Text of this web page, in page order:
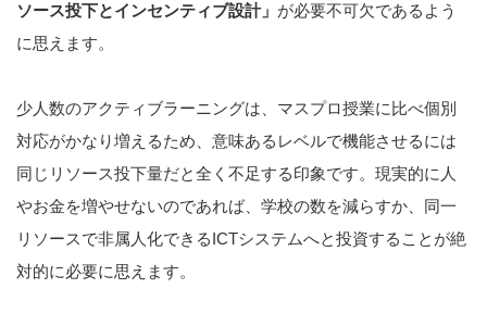
ソース投下とインセンティブ設計」 が必要不可欠であるよう
に思えます。
少人数のアクティブラーニングは、マスプロ授業に比べ個別
対応がかなり増えるため、意味あるレベルで機能させるには
同じリソース投下量だと全く不足する印象です。現実的に人
やお金を増やせないのであれば、学校の数を減らすか、同一
リソースで非属人化できるICTシステムへと投資することが絶
対的に必要に思えます。